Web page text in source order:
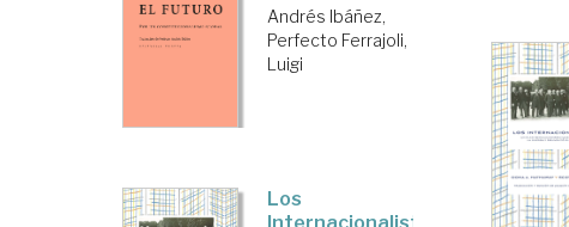
Andrés Ibáñez,
Perfecto Ferrajoli,
Luigi
Los